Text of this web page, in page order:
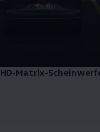
HD-Matrix-